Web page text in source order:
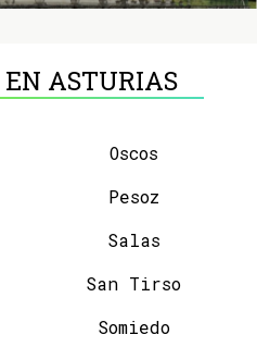
ASTURIAS
Oscos
Pesoz
Salas
San Tirso
Somiedo